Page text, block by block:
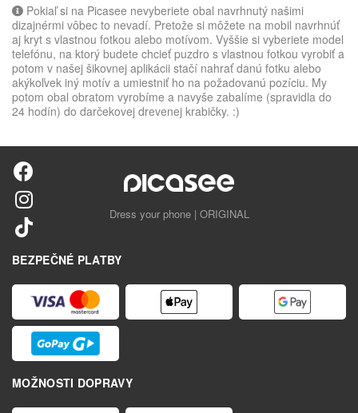
Pokiaľ si na Picasee nevyberiete obal navrhnutý našimi
dizajnérmi vôbec to nevadí. Pretože si môžete na mobil navrhnúť
aj kryt s vlastnou fotkou alebo motívom. Vyššie si vyberiete model
telefónu, na ktorý budete chcieť puzdro s vlastnou fotkou vyrobiť a
potom v našej šikovnej aplikácii stačí nahrať danú fotku alebo
akýkoľvek iný motív a umiestniť ho na požadovanú pozíciu. My
potom obal obratom vyrobíme a navyše zabalíme (spravidla do
24 hodín) do darčekovej drevenej krabičky. :)
Dress your phone | ORIGINAL
BEZPEČNÉ PLATBY
MOŽNOSTI DOPRAVY